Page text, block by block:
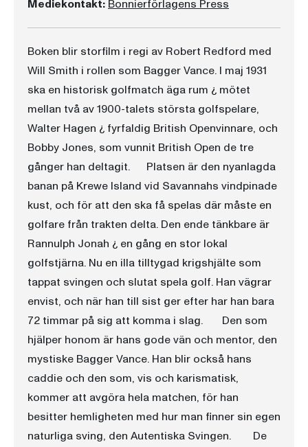
Mediekontakt: Bonnierförlagens Press
Boken blir storfilm i regi av Robert Redford med
Will Smith i rollen som Bagger Vance. I maj 1931
ska en historisk golfmatch äga rum ¿ mötet
mellan två av 1900-talets största golfspelare,
Walter Hagen ¿ fyrfaldig British Openvinnare, och
Bobby Jones, som vunnit British Open de tre
gånger han deltagit. Platsen är den nyanlagda
banan på Krewe Island vid Savannahs vindpinade
kust, och för att den ska få spelas där måste en
golfare från trakten delta. Den ende tänkbare är
Rannulph Jonah ¿ en gång en stor lokal
golfstjärna. Nu en illa tilltygad krigshjälte som
tappat svingen och slutat spela golf. Han vägrar
envist, och när han till sist ger efter har han bara
72 timmar på sig att komma i slag. Den som
hjälper honom är hans gode vän och mentor, den
mystiske Bagger Vance. Han blir också hans
caddie och den som, vis och karismatisk,
kommer att avgöra hela matchen, för han
besitter hemligheten med hur man finner sin egen
naturliga sving, den Autentiska Svingen. De